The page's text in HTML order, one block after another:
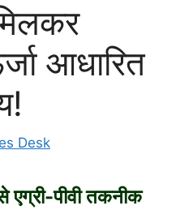
आधारित
Desk
एग्री-पीवी तकनीक